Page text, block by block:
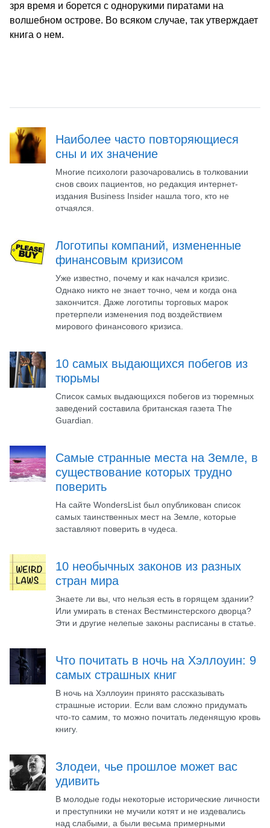
зря время и борется с однорукими пиратами на
волшебном острове. Во всяком случае, так утверждает
книга о нем.
Наиболее часто повторяющиеся
сны и их значение
Многие психологи разочаровались в толковании
снов своих пациентов, но редакция интернет-
издания Business Insider нашла того, кто не
отчаялся.
Логотипы компаний, измененные
финансовым кризисом
Уже известно, почему и как начался кризис.
Однако никто не знает точно, чем и когда она
закончится. Даже логотипы торговых марок
претерпели изменения под воздействием
мирового финансового кризиса.
10 самых выдающихся побегов из
тюрьмы
Список самых выдающихся побегов из тюремных
заведений составила британская газета The
Guardian.
Самые странные места на Земле, в
существование которых трудно
поверить
На сайте WondersList был опубликован список
самых таинственных мест на Земле, которые
заставляют поверить в чудеса.
10 необычных законов из разных
стран мира
Знаете ли вы, что нельзя есть в горящем здании?
Или умирать в стенах Вестминстерского дворца?
Эти и другие нелепые законы расписаны в статье.
Что почитать в ночь на Хэллоуин: 9
самых страшных книг
В ночь на Хэллоуин принято рассказывать
страшные истории. Если вам сложно придумать
что-то самим, то можно почитать леденящую кровь
книгу.
Злодеи, чье прошлое может вас
удивить
В молодые годы некоторые исторические личности
и преступники не мучили котят и не издевались
над слабыми, а были весьма примерными